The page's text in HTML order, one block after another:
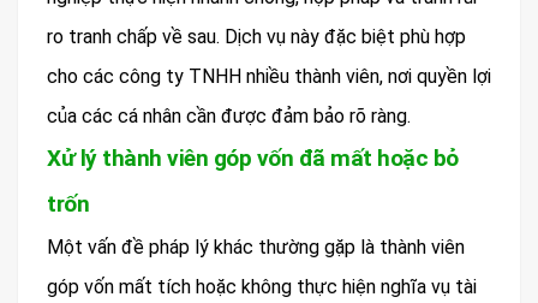
ro tranh chấp về sau. Dịch vụ này đặc biệt phù hợp
cho các công ty TNHH nhiều thành viên, nơi quyền lợi
của các cá nhân cần được đảm bảo rõ ràng.
Xử lý thành viên góp vốn đã mất hoặc bỏ
trốn
Một vấn đề pháp lý khác thường gặp là thành viên
góp vốn mất tích hoặc không thực hiện nghĩa vụ tài